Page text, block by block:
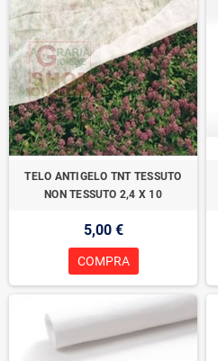
TELO ANTIGELO TNT TESSUTO
NON TESSUTO 2,4 X 10
5,00 €
COMPRA